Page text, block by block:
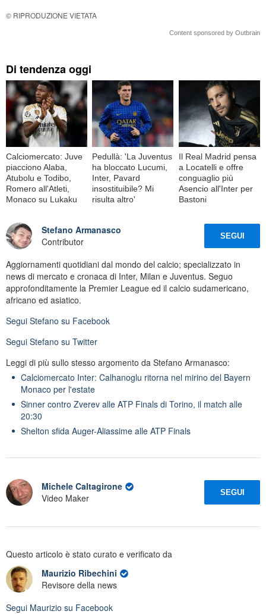
© RIPRODUZIONE VIETATA
Content sponsored by Outbrain
Di tendenza oggi
Calciomercato: Juve
piacciono Alaba,
Atubolu e Todibo,
Romero all'Atleti,
Monaco su Lukaku
Pedullà: 'La Juventus
ha bloccato Lucumi,
Inter, Pavard
insostituibile? Mi
risulta altro'
Il Real Madrid pensa
a Locatelli e offre
conguaglio più
Asencio all'Inter per
Bastoni
Stefano Armanasco
Contributor
SEGUI
Aggiornamenti quotidiani dal mondo del calcio; specializzato in
news di mercato e cronaca di Inter, Milan e Juventus. Seguo
approfonditamente la Premier League ed il calcio sudamericano,
africano ed asiatico.
Segui Stefano su Facebook
Segui Stefano su Twitter
Leggi di più sullo stesso argomento da Stefano Armanasco:
Calciomercato Inter: Calhanoglu ritorna nel mirino del Bayern
Monaco per l'estate
Sinner contro Zverev alle ATP Finals di Torino, il match alle
20:30
Shelton sfida Auger-Aliassime alle ATP Finals
Michele Caltagirone
Video Maker
SEGUI
Questo articolo è stato curato e verificato da
Maurizio Ribechini
Revisore della news
Segui Maurizio su Facebook